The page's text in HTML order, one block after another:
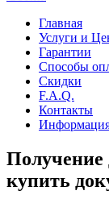
Главная
Услуги и
Гарантии
Способы
Скидки
F.A.Q.
Контакты
Получение
купить